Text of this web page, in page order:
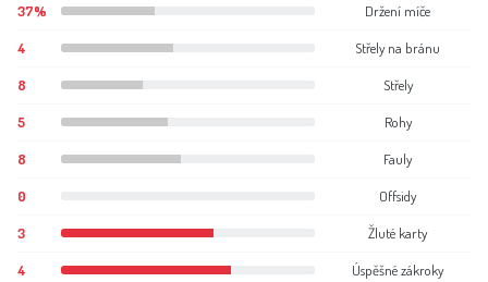
37% Držení míče
4 Střely na bránu
8 Střely
5 Rohy
8 Fauly
0 Offsidy
3 Žluté karty
4 Úspěšné zákroky